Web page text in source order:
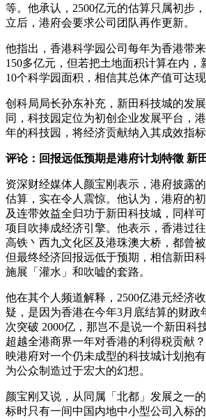
等。他承认，2500亿元的估算只属初步
立后，港府会要求公司团队再作更新。
他指出，香港科学园公司每年为香港带
150多亿元，但若把土地面积计算在内，
10个科学园面积，相信其总体产值可达现
创科局局长孙东补充，新田科技城的发
同，科技园定位为初创企业发展平台，
年的科技园，将经济贡献纳入其成效指标
评论：回报远低预期是港府计划特徵 新
资深财经媒体人颜宝刚表示，港府披露
估算，实在令人震惊。他认为，港府的
及连带效益全归功于新田科技城，同样
项目吹捧成经济引擎。他表示，香港过
高铁丶西九文化区及港珠澳大桥，都曾
但最终经济回报远低于预期，相信新田
施展「灌水」和吹嘘的套路。
他在其个人频道解释，2500亿港元经济
疑，是因为香港在今年3月底结算的财政
次突破 2000亿，那岂不是说一个新田科
超越全港商界一年对香港的利得税贡献
映港府对一个仍未成型的科技城计划抱
为公众制造过于宏大的幻想。
颜宝刚又说，从同属「北都」发展之一
标时只有一间中国内地中小型公司入标